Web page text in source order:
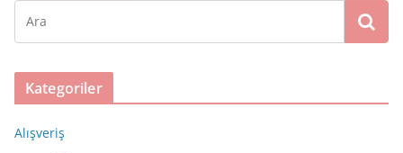
Kategoriler
Alışveriş